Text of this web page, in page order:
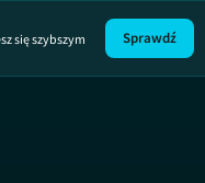
się szybszym
Sprawdź